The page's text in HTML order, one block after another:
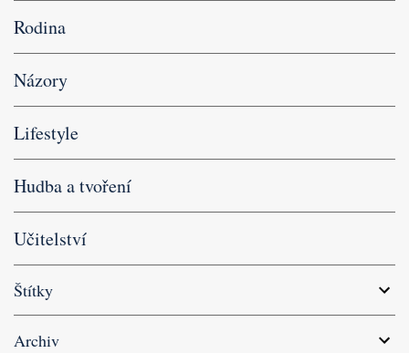
Rodina
Názory
Lifestyle
Hudba a tvoření
Učitelství
Štítky
Archiv